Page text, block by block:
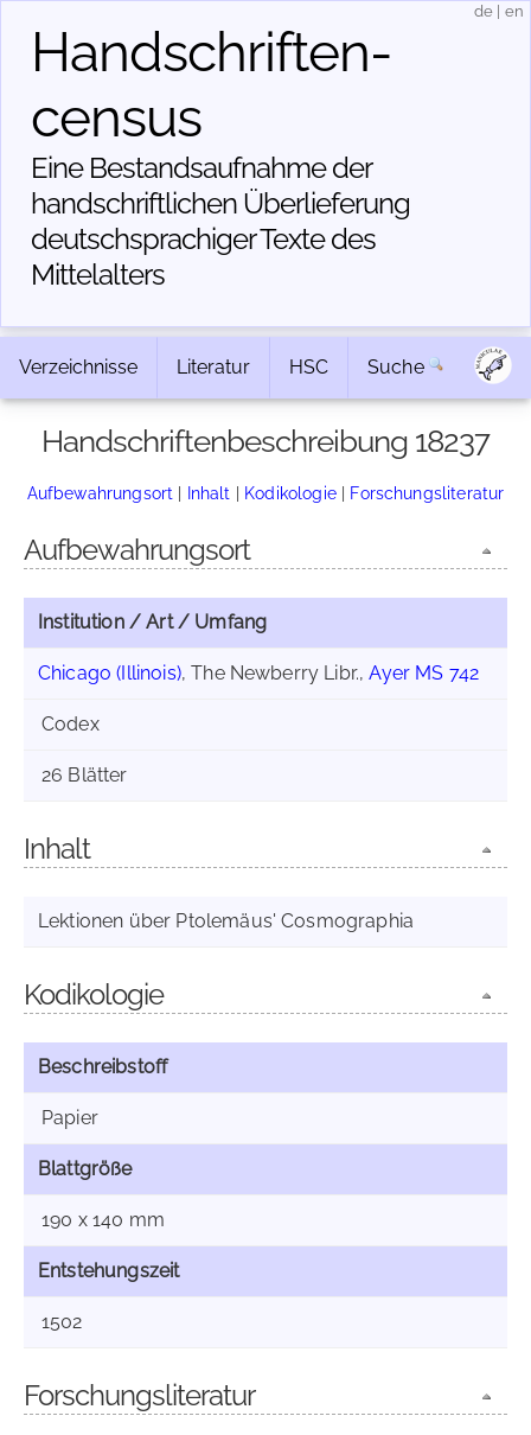
Handschriften­
census
Eine Bestandsaufnahme der
handschriftlichen Über­lieferung
deutschsprachiger Texte des
Mittelalters
de en
Verzeichnisse Literatur HSC Suche
Handschriftenbeschreibung 18237
Aufbewahrungsort | Inhalt | Kodikologie| Forschungsliteratur
Aufbewahrungsort
Institution / Art / Umfang
Chicago (Illinois), The Newberry Libr.,Ayer MS 742
Codex
26 Blätter
Inhalt
Lektionen über Ptolemäus' Cosmographia
Kodikologie
Beschreibstoff
Papier
Blattgröße
190 x 140 mm
Entstehungszeit
1502
Forschungsliteratur